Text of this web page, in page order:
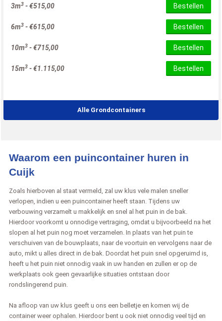
3m3 -€515,00 Bestellen
6m3 -€615,00 Bestellen
10m3 -€715,00 Bestellen
15m3 -€1.115,00 Bestellen
Alle Grondcontainers
Waarom een puincontainer huren in
Cuijk
Zoals hierboven al staat vermeld, zal uw klus vele malen sneller
verlopen, indien u een puincontainer heeft staan. Tijdens uw
verbouwing verzamelt u makkelijk en snel al het puin in de bak.
Hierdoor voorkomt u onnodige vertraging, omdat u bijvoorbeeld na het
slopen al het puin nog moet verzamelen. In plaats van het puin te
verschuiven van de bouwplaats, naar de voortuin en vervolgens naar de
auto, mikt u alles direct in de bak. Doordat het puin snel opgeruimd is,
heeft u het puin niet onnodig vaak in uw handen en zullen er op de
werkplaats ook geen gevaarlijke situaties ontstaan door
rondslingerend puin.
Na afloop van uw klus geeft u ons een belletje en komen wij de
container weer ophalen. Hierdoor bent u ook niet onnodig veel tijd en